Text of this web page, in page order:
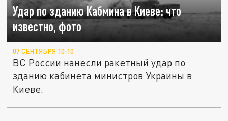
Удар по зданию Кабмина в Киеве: что
известно, фото
07 СЕНТЯБРЯ 10:10
ВС России нанесли ракетный удар по
зданию кабинета министров Украины в
Киеве.